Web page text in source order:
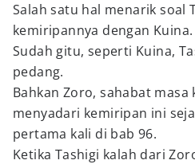
Salah satu hal menarik soal
kemiripannya dengan Kuina.
Sudah gitu, seperti Kuina,
pedang.
Bahkan Zoro, sahabat masa
menyadari kemiripan ini
pertama kali di bab 96.
Ketika Tashigi kalah dari